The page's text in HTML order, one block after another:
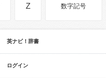
Z 数字記号
英ナビ！辞書
ログイン